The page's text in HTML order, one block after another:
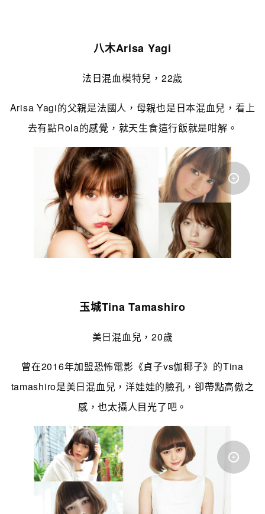
八木Arisa Yagi
法日混血模特兒，22歲
Arisa Yagi的父親是法國人，母親也是日本混血兒，看上
去有點Rola的感覺，就天生食這行飯就是咁解。
玉城Tina Tamashiro
美日混血兒，20歲
曾在2016年加盟恐怖電影《貞子vs伽椰子》的Tina
tamashiro是美日混血兒，洋娃娃的臉孔，卻帶點高傲之
感，也太攝人目光了吧。